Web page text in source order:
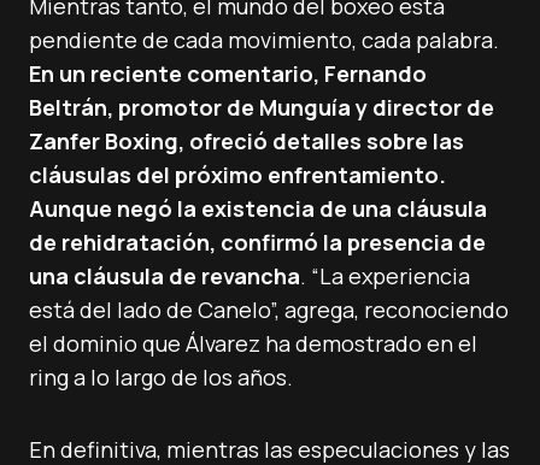
Mientras tanto, el mundo del boxeo está
pendiente de cada movimiento, cada palabra.
En un reciente comentario, Fernando
Beltrán, promotor de Munguía y director de
Zanfer Boxing, ofreció detalles sobre las
cláusulas del próximo enfrentamiento.
Aunque negó la existencia de una cláusula
de rehidratación, confirmó la presencia de
una cláusula de revancha. “La experiencia
está del lado de Canelo”, agrega, reconociendo
el dominio que Álvarez ha demostrado en el
ring a lo largo de los años.
En definitiva, mientras las especulaciones y las